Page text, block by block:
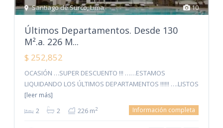
10
Santiago de Surco,Lima
Últimos Departamentos. Desde 130
M².a. 226 M...
$ 252,852
OCASIÓN …SUPER DESCUENTO !!! ……ESTAMOS
LIQUIDANDO LOS ÚLTIMOS DEPARTAMENTOS !!!!!! ….LISTOS
[leer más]
2 2 226 m2 Información completa